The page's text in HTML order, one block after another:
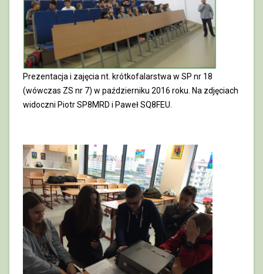
Prezentacja i zajęcia nt. krótkofalarstwa w SP nr 18
(wówczas ZS nr 7) w październiku 2016 roku. Na zdjęciach
widoczni Piotr SP8MRD i Paweł SQ8FEU.